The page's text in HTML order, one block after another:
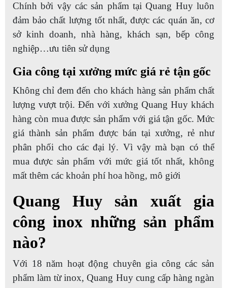
Chính bởi vậy các sản phẩm tại Quang Huy luôn
đảm bảo chất lượng tốt nhất, được các quán ăn, cơ
sở kinh doanh, nhà hàng, khách sạn, bếp công
nghiệp…ưu tiên sử dụng
Gia công tại xưởng mức giá rẻ tận gốc
Không chỉ đem đến cho khách hàng sản phẩm chất
lượng vượt trội. Đến với xưởng Quang Huy khách
hàng còn mua được sản phẩm với giá tận gốc. Mức
giá thành sản phẩm được bán tại xưởng, rẻ như
phân phối cho các đại lý. Vì vậy mà bạn có thể
mua được sản phẩm với mức giá tốt nhất, không
mất thêm các khoản phí hoa hồng, mô giới
Quang Huy sản xuất gia
công inox những sản phẩm
nào?
Với 18 năm hoạt động chuyên gia công các sản
phẩm làm từ inox, Quang Huy cung cấp hàng ngàn